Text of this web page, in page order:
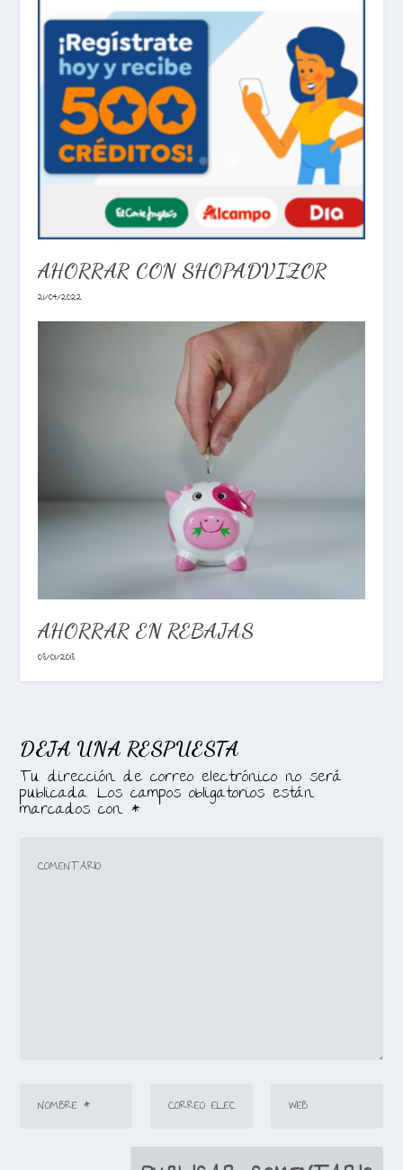
AHORRAR CON SHOPADVIZOR
21/04/2022
AHORRAR EN REBAJAS
08/01/2018
DEJA UNA RESPUESTA
Tu dirección de correo electrónico no será
publicada. Los campos obligatorios están
marcados con *